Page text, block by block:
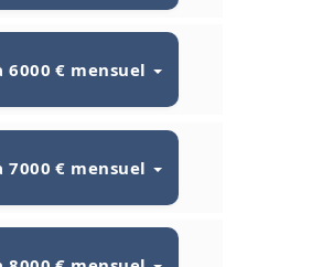
6000 € mensuel
7000 € mensuel